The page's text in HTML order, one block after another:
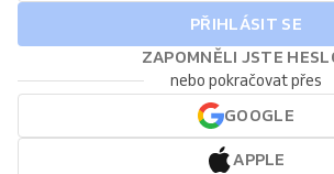
PŘIHLÁSIT SE
ZAPOMNĚLI JSTE
nebo pokračovat přes
GOOGLE
APPLE